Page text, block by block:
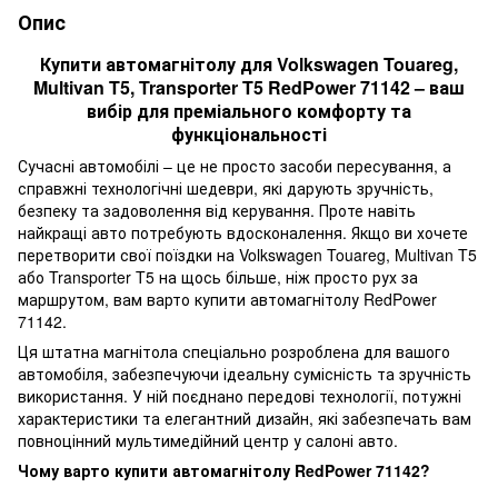
Опис
Купити автомагнітолу для Volkswagen Touareg,
Multivan T5, Transporter T5 RedPower 71142 – ваш
вибір для преміального комфорту та
функціональності
Сучасні автомобілі – це не просто засоби пересування, а
справжні технологічні шедеври, які дарують зручність,
безпеку та задоволення від керування. Проте навіть
найкращі авто потребують вдосконалення. Якщо ви хочете
перетворити свої поїздки на Volkswagen Touareg, Multivan T5
або Transporter T5 на щось більше, ніж просто рух за
маршрутом, вам варто купити автомагнітолу RedPower
71142.
Ця штатна магнітола спеціально розроблена для вашого
автомобіля, забезпечуючи ідеальну сумісність та зручність
використання. У ній поєднано передові технології, потужні
характеристики та елегантний дизайн, які забезпечать вам
повноцінний мультимедійний центр у салоні авто.
Чому варто купити автомагнітолу RedPower 71142?